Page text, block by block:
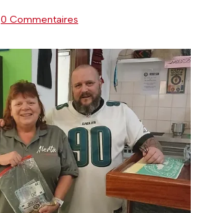
0 Commentaires